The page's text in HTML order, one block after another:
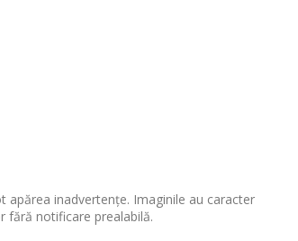
inadvertențe. Imaginile au caracter
fără notificare prealabilă.